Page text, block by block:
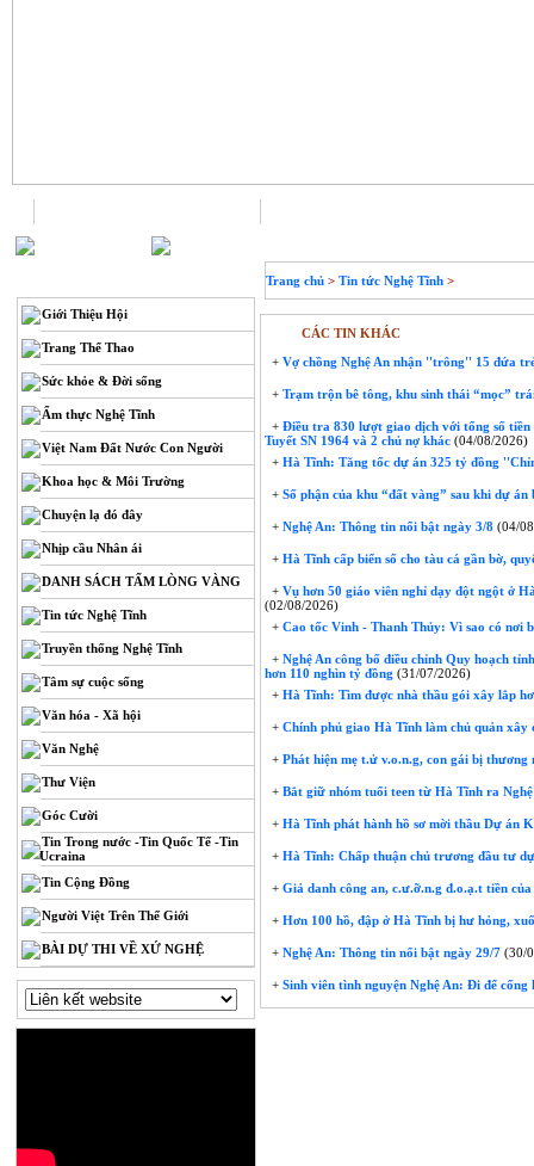
Giới Thiệu Hội
Trang Thể Thao
Sức khỏe & Đời sống
Ẩm thực Nghệ Tĩnh
Việt Nam Đất Nước Con Người
Khoa học & Môi Trường
Chuyện lạ đó đây
Nhịp cầu Nhân ái
DANH SÁCH TẤM LÒNG VÀNG
Tin tức Nghệ Tĩnh
Truyền thống Nghệ Tĩnh
Tâm sự cuộc sống
Văn hóa - Xã hội
Văn Nghệ
Thư Viện
Góc Cười
Tin Trong nước -Tin Quốc Tế -Tin
Ucraina
Tin Cộng Đồng
Người Việt Trên Thế Giới
BÀI DỰ THI VỀ XỨ NGHỆ
Trang chủ > Tin tức Nghệ Tĩnh >
CÁC TIN KHÁC
+ Vợ chồng Nghệ An nhận ''trông'' 15 đứa
+ Trạm trộn bê tông, khu sinh thái “mọc”
+ Điều tra 830 lượt giao dịch với tổng số
Tuyết SN 1964 và 2 chủ nợ khác (04/08/2026)
+ Hà Tĩnh: Tăng tốc dự án 325 tỷ đồng
+ Số phận của khu “đất vàng” sau khi dự
+ Nghệ An: Thông tin nổi bật ngày 3/8 (04/
+ Hà Tĩnh cấp biển số cho tàu cá gần bờ,
+ Vụ hơn 50 giáo viên nghỉ dạy đột ngột ở
(02/08/2026)
+ Cao tốc Vinh - Thanh Thủy: Vì sao có nơi
+ Nghệ An công bố điều chỉnh Quy hoạch
hơn 110 nghìn tỷ đồng (31/07/2026)
+ Hà Tĩnh: Tìm được nhà thầu gói xây lắp
+ Chính phủ giao Hà Tĩnh làm chủ quản xây
+ Phát hiện mẹ t.ử v.o.n.g, con gái bị
+ Bắt giữ nhóm tuổi teen từ Hà Tĩnh ra
+ Hà Tĩnh phát hành hồ sơ mời thầu Dự án
+ Hà Tĩnh: Chấp thuận chủ trương đầu tư
+ Giả danh công an, c.ư.ỡ.n.g đ.o.ạ.t tiền
+ Hơn 100 hồ, đập ở Hà Tĩnh bị hư hỏng,
+ Nghệ An: Thông tin nổi bật ngày 29/7 (30/
+ Sinh viên tình nguyện Nghệ An: Đi để cống